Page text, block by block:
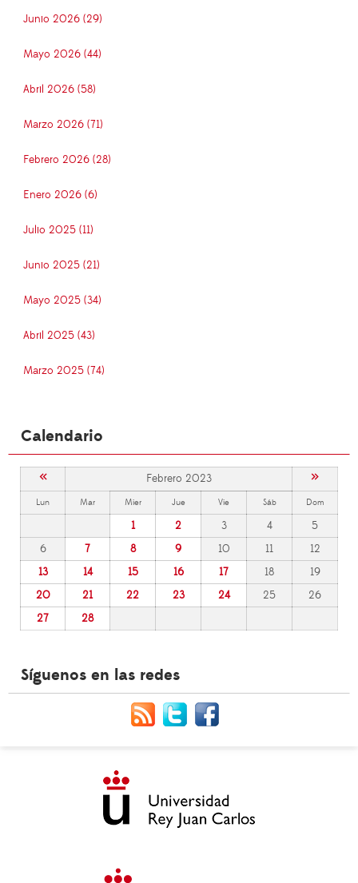
Junio 2026 (29)
Mayo 2026 (44)
Abril 2026 (58)
Marzo 2026 (71)
Febrero 2026 (28)
Enero 2026 (6)
Julio 2025 (11)
Junio 2025 (21)
Mayo 2025 (34)
Abril 2025 (43)
Marzo 2025 (74)
Calendario
« Febrero 2023 »
Lun Mar Mier Jue Vie Sáb Dom
1 2 3 4
5
6
7 8 9 10 11
12
13
14 15 16 17 18
19
20
21 22 23 24 25
26
27
28
Síguenos en las redes